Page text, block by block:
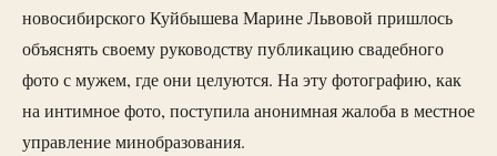
новосибирского Куйбышева Марине Львовой пришлось
объяснять своему руководству публикацию свадебного
фото с мужем, где они целуются. На эту фотографию, как
на интимное фото, поступила анонимная жалоба в местное
управление минобразования.